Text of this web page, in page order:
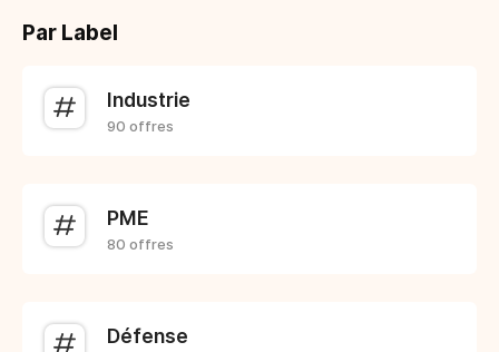
Par Label
Industrie
90 offres
PME
80 offres
Défense